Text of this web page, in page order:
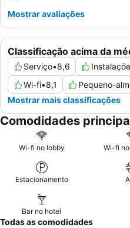
Classificação acima da
Serviço•8,6
Wi-fi•8,1 Pequeno-
Mostrar mais classificações
Mostrar avaliações
Comodidades
Wi-fi no lobby Wi-fi
Estacionamento
Bar no hotel
Todas as comodidades